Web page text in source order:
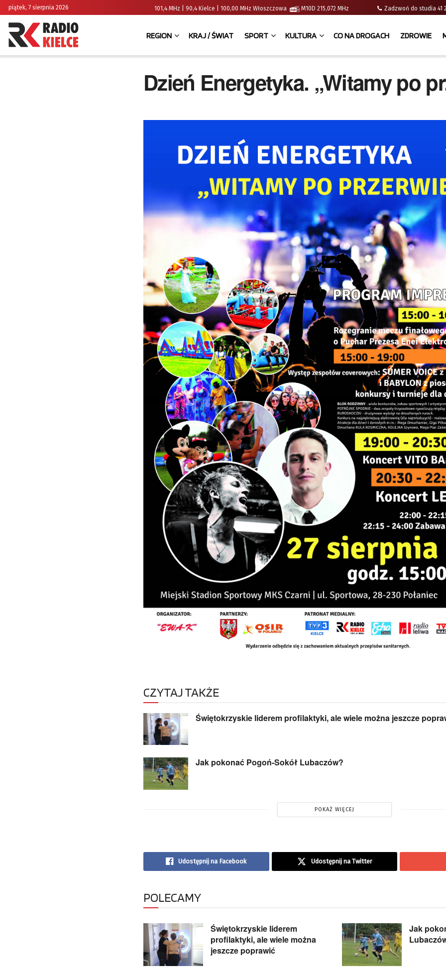
piątek, 7 sierpnia 2026 101,4 MHz | 90,4 Kielce | 100,00 MHz Włoszczowa M10D 215,072 MHz Zadzwoń do studia
REGION KRAJ / ŚWIAT SPORT KULTURA CO NA DROGACH ZDROWIE
Dzień Energetyka. „Witamy po
CZYTAJ TAKŻE
Świętokrzyskie liderem profilaktyki, ale wiele można jeszcze
Jak pokonać Pogoń-Sokół Lubaczów?
POKAŻ WIĘCEJ
Udostępnij na Facebook Udostępnij na Twitter
POLECAMY
Świętokrzyskie liderem
profilaktyki, ale wiele można
jeszcze poprawić
Jak